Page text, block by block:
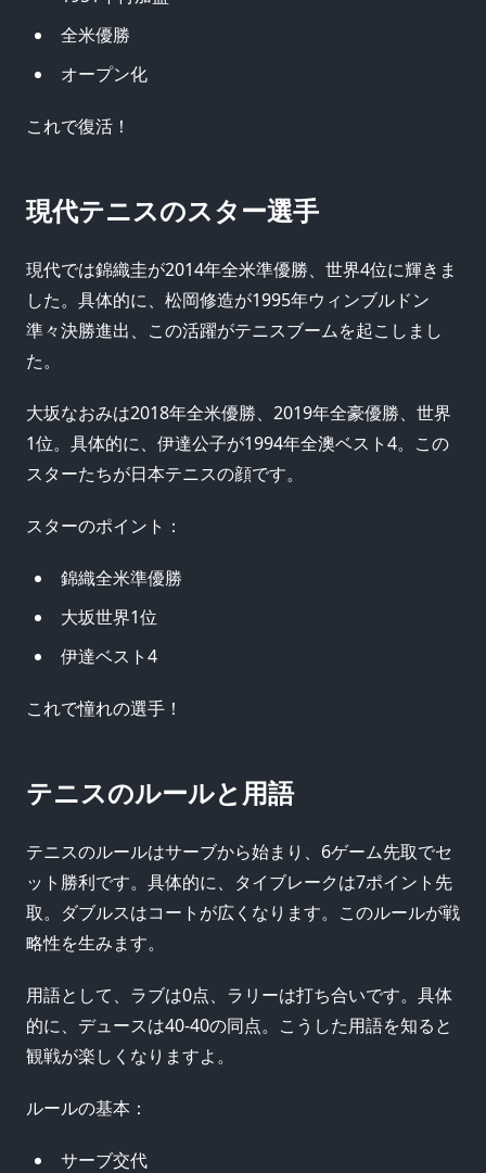
全米優勝
オープン化
これで復活！
現代テニスのスター選手
現代では錦織圭が2014年全米準優勝、世界4位に輝きま
した。具体的に、松岡修造が1995年ウィンブルドン
準々決勝進出、この活躍がテニスブームを起こしまし
た。
大坂なおみは2018年全米優勝、2019年全豪優勝、世界
1位。具体的に、伊達公子が1994年全澳ベスト4。この
スターたちが日本テニスの顔です。
スターのポイント：
錦織全米準優勝
大坂世界1位
伊達ベスト4
これで憧れの選手！
テニスのルールと用語
テニスのルールはサーブから始まり、6ゲーム先取でセ
ット勝利です。具体的に、タイブレークは7ポイント先
取。ダブルスはコートが広くなります。このルールが戦
略性を生みます。
用語として、ラブは0点、ラリーは打ち合いです。具体
的に、デュースは40-40の同点。こうした用語を知ると
観戦が楽しくなりますよ。
ルールの基本：
サーブ交代